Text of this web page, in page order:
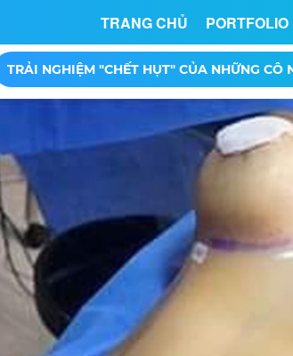
TRANG CHỦ PORTFOLIO
TRẢI NGHIỆM "CHẾT HỤT" CỦA NHỮNG